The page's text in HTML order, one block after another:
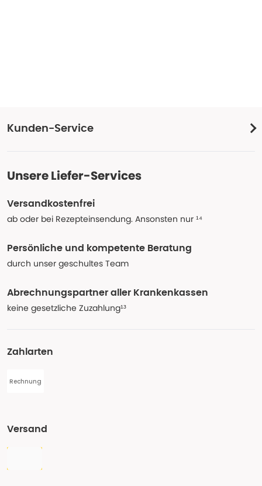
Kunden-Service
Unsere Liefer-Services
Versandkostenfrei
ab oder bei Rezepteinsendung. Ansonsten nur ¹⁴
Persönliche und kompetente Beratung
durch unser geschultes Team
Abrechnungspartner aller Krankenkassen
keine gesetzliche Zuzahlung¹³
Zahlarten
Rechnung
Versand